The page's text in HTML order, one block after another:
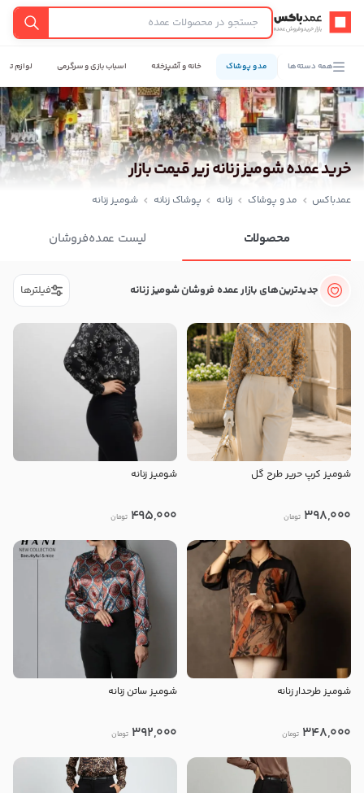
عمدباکس — بازگشت به صفحه اصلی
جستجو
همه دسته‌ها مد و پوشاک خانه و آشپزخانه اسباب بازی و سرگرمی لوازم
خرید عمده شومیز زنانه زیر قیمت بازار
عمدباکس مد و پوشاک زنانه پوشاک زنانه شومیز زنانه
محصولات لیست عمده‌فروشان
جدیدترین‌های بازار عمده فروشان شومیز زنانه فیلترها
شومیز کرپ حریر طرح گل
398,000 تومان
شومیز زنانه
495,000 تومان
شومیز طرحدار زنانه
348,000 تومان
شومیز ساتن زنانه
392,000 تومان